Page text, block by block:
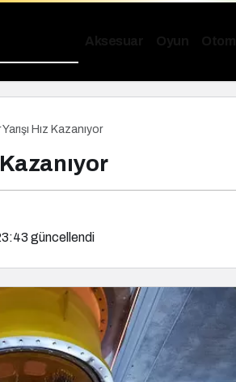
Hız Kazanıyor
güncellendi